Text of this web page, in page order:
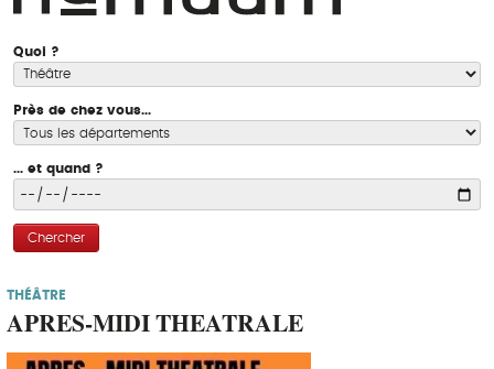
Quoi ?
Près de chez vous...
... et quand ?
Chercher
THÉÂTRE
APRES-MIDI THEATRALE